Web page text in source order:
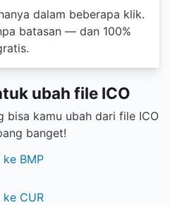
dalam beberapa klik.
batasan — dan 100%
ubah file ICO
bisa kamu ubah dari file ICO
banget!
ke BMP
ke CUR